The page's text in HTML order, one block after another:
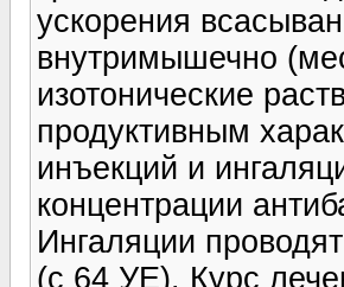
ускорения
внутримышечно
изотонические
продуктивным
инъекций и
концентрации
Ингаляции
(с 64 УЕ). Курс